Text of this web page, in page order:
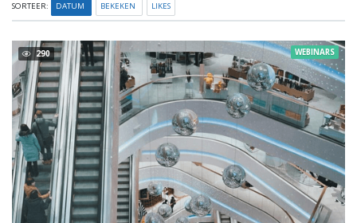
SORTEER: DATUM BEKEKEN LIKES
290 WEBINARS